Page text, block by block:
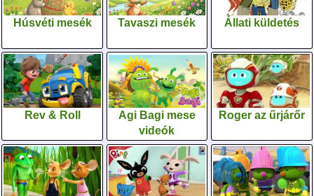
Húsvéti mesék Tavaszi mesék Állati küldetés
Rev & Roll
Agi Bagi mese
videók
Roger az űrjárőr